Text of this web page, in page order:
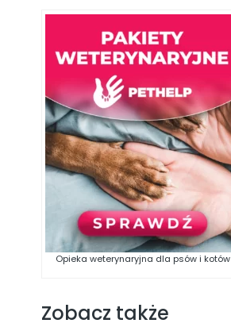
Opieka weterynaryjna dla psów i kotów
Zobacz także